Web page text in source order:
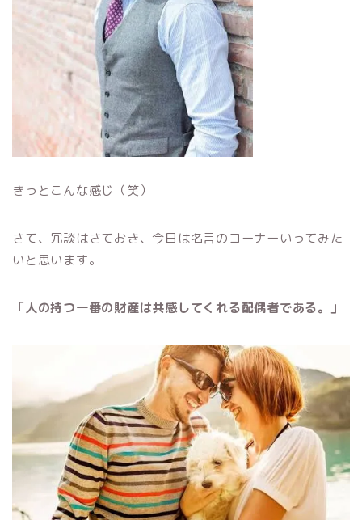
きっとこんな感じ（笑）
さて、冗談はさておき、今日は名言のコーナーいってみた
いと思います。
「人の持つ一番の財産は共感してくれる配偶者である。」